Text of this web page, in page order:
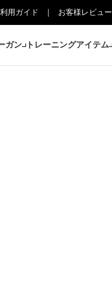
用ガイド お客様レビュー
ガン トレーニングアイテム